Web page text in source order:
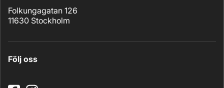
Folkungagatan 126
11630 Stockholm
Följ oss